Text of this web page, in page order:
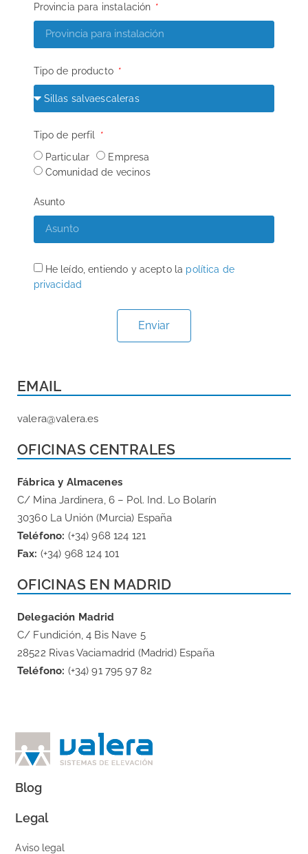
Provincia para instalación
Tipo de producto
Tipo de perfil
Particular
Empresa
Comunidad de vecinos
Asunto
He leído, entiendo y acepto la política de
privacidad
Enviar
EMAIL
valera@valera.es
OFICINAS CENTRALES
Fábrica y Almacenes
C/ Mina Jardinera, 6 – Pol. Ind. Lo Bolarín
30360 La Unión (Murcia) España
Teléfono: (+34) 968 124 121
Fax: (+34) 968 124 101
OFICINAS EN MADRID
Delegación Madrid
C/ Fundición, 4 Bis Nave 5
28522 Rivas Vaciamadrid (Madrid) España
Teléfono: (+34) 91 795 97 82
Blog
Legal
Aviso legal